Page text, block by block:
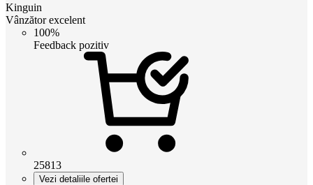
Kinguin
Vânzător excelent
100%
Feedback pozitiv
25813
Vezi detaliile ofertei